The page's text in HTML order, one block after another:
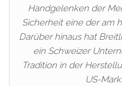
Handgelenken der
Sicherheit eine der am
Darüber hinaus hat
ein Schweizer
Tradition in der
US-